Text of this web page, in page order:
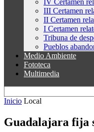
IV Certamen
III Certamen
II Certamen
I Certamen
Tribuna de
Pueblos
Medio Ambiente
Fototeca
Multimedia
Inicio Local
Guadalajara fija